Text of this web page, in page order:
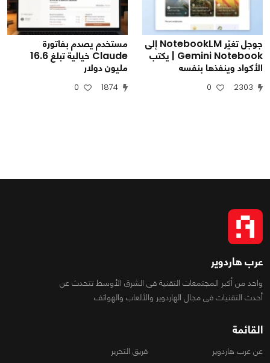
جوجل تغيّر NotebookLM إلى
Gemini Notebook | يكتب
الأكواد وينفذها بنفسه
2303
0
مستخدم يصدم بفاتورة
Claude خيالية تبلغ 16.6
مليون دولار
1874
0
عرب هاردوير
واحد من أكبر المجتمعات التقنية فى الشرق الأوسط تتحدث عن
أحدث التقنيات فى مجال الهاردوير والألعاب والهواتف
القائمة
عن عرب هاردوير فريق التحرير